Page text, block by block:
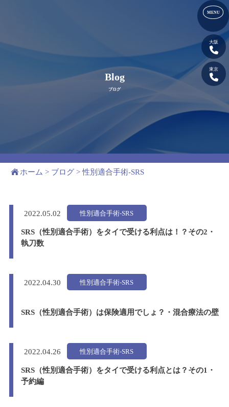
大阪
東京
Blog
ブログ
ホーム > ブログ >性別適合手術-SRS
2022.05.02 性別適合手術-SRS
SRS（性別適合手術）をタイで受ける利点は！？その2・
執刀数
2022.04.30 性別適合手術-SRS
SRS（性別適合手術）は保険適用でしょ？・混合療法の壁
2022.04.26 性別適合手術-SRS
SRS（性別適合手術）をタイで受ける利点とは？その1・
予約編